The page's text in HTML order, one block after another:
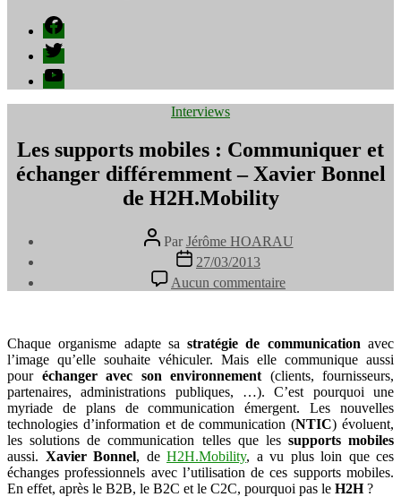
Facebook
Twitter
YouTube
Catégories
Interviews
Les supports mobiles : Communiquer et
échanger différemment – Xavier Bonnel
de H2H.Mobility
Auteur
de
l’article
Par Jérôme HOARAU
Date
l’article
27/03/2013
Aucun commentaire
Les
:
Communiquer
et
échanger
différemment
–
Xavier
Bonnel
de
H2H.Mobility
Chaque organisme adapte sastratégie de communication avec
l’image qu’elle souhaite véhiculer. Mais elle communique aussi
pour échanger avec son environnement (clients, fournisseurs,
partenaires, administrations publiques, …). C’est pourquoi une
myriade de plans de communication émergent. Les nouvelles
technologies d’information et de communication (NTIC) évoluent,
les solutions de communication telles que les supports mobiles
aussi. Xavier Bonnel, de H2H.Mobility, a vu plus loin que ces
échanges professionnels avec l’utilisation de ces supports mobiles.
En effet, après le B2B, le B2C et le C2C, pourquoi pas le H2H?